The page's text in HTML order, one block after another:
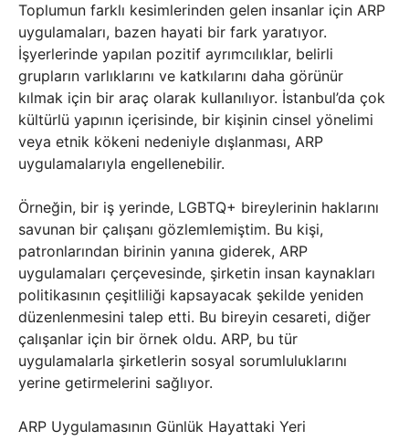
Toplumun farklı kesimlerinden gelen insanlar için ARP
uygulamaları, bazen hayati bir fark yaratıyor.
İşyerlerinde yapılan pozitif ayrımcılıklar, belirli
grupların varlıklarını ve katkılarını daha görünür
kılmak için bir araç olarak kullanılıyor. İstanbul’da çok
kültürlü yapının içerisinde, bir kişinin cinsel yönelimi
veya etnik kökeni nedeniyle dışlanması, ARP
uygulamalarıyla engellenebilir.
Örneğin, bir iş yerinde, LGBTQ+ bireylerinin haklarını
savunan bir çalışanı gözlemlemiştim. Bu kişi,
patronlarından birinin yanına giderek, ARP
uygulamaları çerçevesinde, şirketin insan kaynakları
politikasının çeşitliliği kapsayacak şekilde yeniden
düzenlenmesini talep etti. Bu bireyin cesareti, diğer
çalışanlar için bir örnek oldu. ARP, bu tür
uygulamalarla şirketlerin sosyal sorumluluklarını
yerine getirmelerini sağlıyor.
ARP Uygulamasının Günlük Hayattaki Yeri